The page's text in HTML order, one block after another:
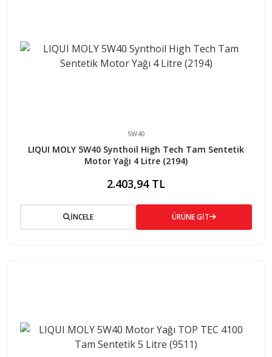
5W40
LIQUI MOLY 5W40 Synthoil High Tech Tam Sentetik
Motor Yağı 4 Litre (2194)
2.403,94 TL
İNCELE ÜRÜNE GİT